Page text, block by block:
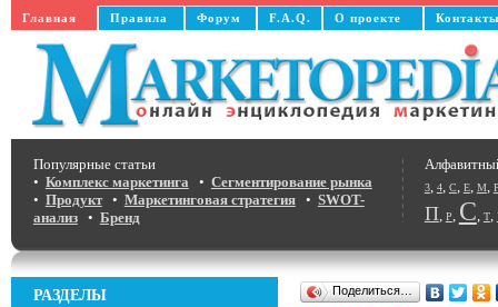
Главная Правила Форум F.A.Q. О проекте
3, 4, C, E, M,
П, Р, С, Т,
Популярные статьи
• Комплекс маркетинга • Сегментирование рынка
• Продукт• Маркетинговая стратегия• SWOT-
анализ• Бренд
РАЗДЕЛЫ Поделиться…